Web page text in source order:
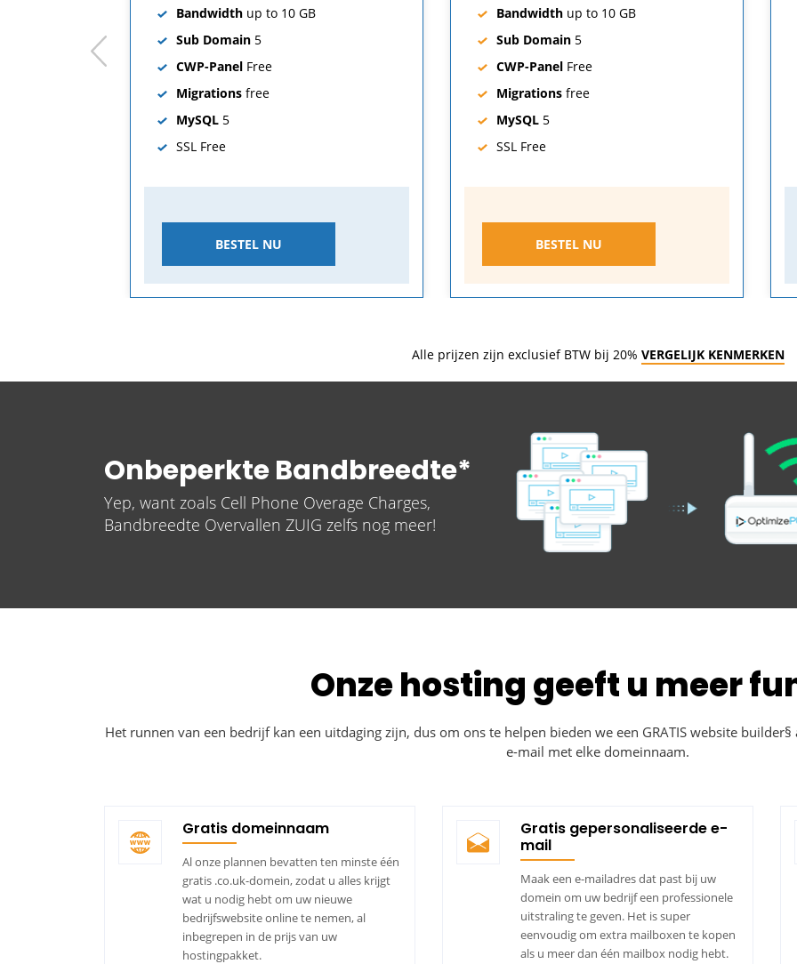
Bandwidth up to 10 GB
Sub Domain 5
CWP-Panel Free
Migrations free
MySQL 5
SSL Free
BESTEL NU
Bandwidth up to 10 GB
Sub Domain 5
CWP-Panel Free
Migrations free
MySQL 5
SSL Free
BESTEL NU
prev
Alle prijzen zijn exclusief BTW bij 20% VERGELIJK KENMERKEN
Onbeperkte Bandbreedte*
Yep, want zoals Cell Phone Overage Charges,
Bandbreedte Overvallen ZUIG zelfs nog meer!
Onze hosting geeft u meer
Het runnen van een bedrijf kan een uitdaging zijn, dus om ons te helpen bieden we een GRATIS website builder§
e-mail met elke domeinnaam.
Gratis domeinnaam
Al onze plannen bevatten ten minste één
gratis .co.uk-domein, zodat u alles krijgt
wat u nodig hebt om uw nieuwe
bedrijfswebsite online te nemen, al
inbegrepen in de prijs van uw
hostingpakket.
Gratis gepersonaliseerde e-
mail
Maak een e-mailadres dat past bij uw
domein om uw bedrijf een professionele
uitstraling te geven. Het is super
eenvoudig om extra mailboxen te kopen
als u meer dan één mailbox nodig hebt.